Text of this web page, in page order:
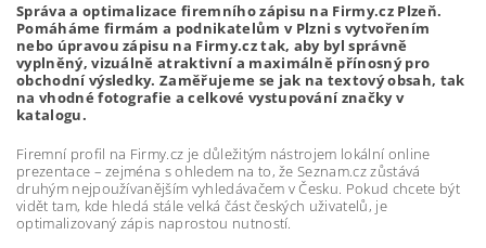
Správa a optimalizace firemního zápisu na Firmy.cz Plzeň.
Pomáháme firmám a podnikatelům v Plzni s vytvořením
nebo úpravou zápisu na Firmy.cz tak, aby byl správně
vyplněný, vizuálně atraktivní a maximálně přínosný pro
obchodní výsledky. Zaměřujeme se jak na textový obsah, tak
na vhodné fotografie a celkové vystupování značky v
katalogu.
Firemní profil na Firmy.cz je důležitým nástrojem lokální online
prezentace – zejména s ohledem na to, že Seznam.cz zůstává
druhým nejpoužívanějším vyhledávačem v Česku. Pokud chcete být
vidět tam, kde hledá stále velká část českých uživatelů, je
optimalizovaný zápis naprostou nutností.